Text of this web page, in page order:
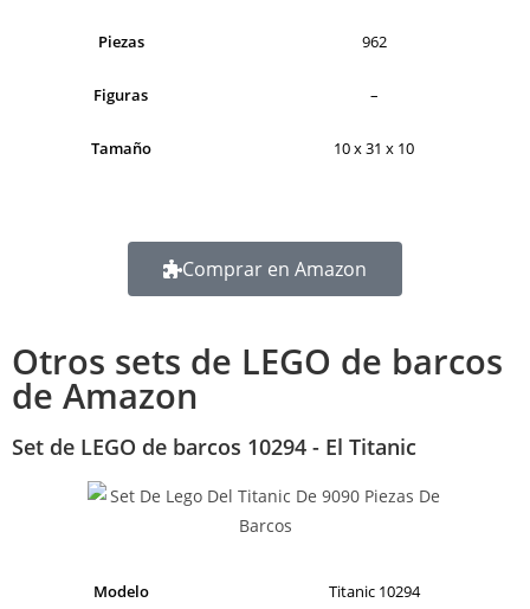
Piezas 962
Figuras –
Tamaño 10 x 31 x 10
Comprar en Amazon
Otros sets de LEGO de barcos
de Amazon
Set de LEGO de barcos 10294 - El Titanic
Modelo Titanic 10294